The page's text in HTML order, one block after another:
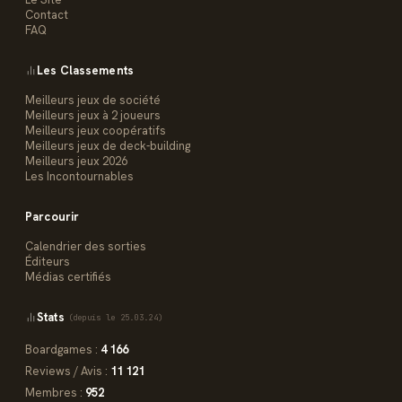
Contact
FAQ
Les Classements
Meilleurs jeux de société
Meilleurs jeux à 2 joueurs
Meilleurs jeux coopératifs
Meilleurs jeux de deck-building
Meilleurs jeux 2026
Les Incontournables
Parcourir
Calendrier des sorties
Éditeurs
Médias certifiés
Stats (depuis le 25.03.24)
Boardgames : 4 166
Reviews / Avis : 11 121
Membres : 952